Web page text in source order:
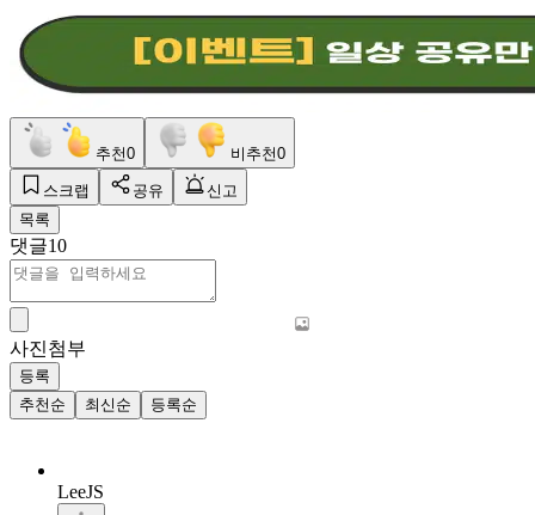
추천0 비추천0
스크랩 공유
신고
목록
댓글10
사진첨부
등록
추천순
최신순 등록순
LeeJS